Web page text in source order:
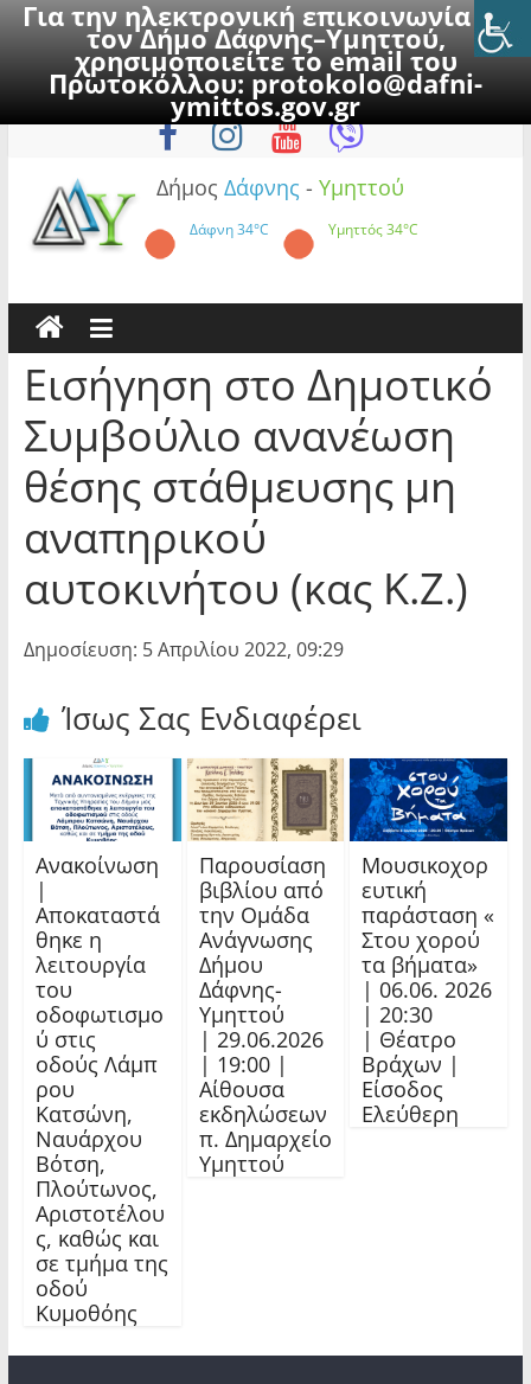
Για την ηλεκτρονική επικοινωνία με
τον Δήμο Δάφνης–Υμηττού,
χρησιμοποιείτε το email του
Πρωτοκόλλου:protokolo@dafni-
ymittos.gov.gr
to
Παρασκευή, 7 Αυγούστου 2026
Δήμος Δάφνης - Υμηττού
Δάφνη34°C Υμηττός34°C
Εισήγηση στο Δημοτικό
Συμβούλιο ανανέωση
θέσης στάθμευσης μη
αναπηρικού
αυτοκινήτου (κας Κ.Ζ.)
Δημοσίευση: 5 Απριλίου 2022, 09:29
Ίσως Σας Ενδιαφέρει
Ανακοίνωση
|
Αποκαταστά
θηκε η
λειτουργία
του
οδοφωτισμο
ύ στις
οδούς Λάμπ
ρου
Κατσώνη,
Ναυάρχου
Βότση,
Πλούτωνος,
Αριστοτέλου
ς, καθώς και
σε τμήμα της
οδού
Κυμοθόης
Παρουσίαση
βιβλίου από
την Ομάδα
Ανάγνωσης
Δήμου
Δάφνης-
Υμηττού
| 29.06.2026
| 19:00 |
Αίθουσα
εκδηλώσεων
π. Δημαρχείο
Υμηττού
Μουσικοχορ
ευτική
παράσταση «
Στου χορού
τα βήματα»
| 06.06. 2026
| 20:30
| Θέατρο
Βράχων |
Είσοδος
Ελεύθερη